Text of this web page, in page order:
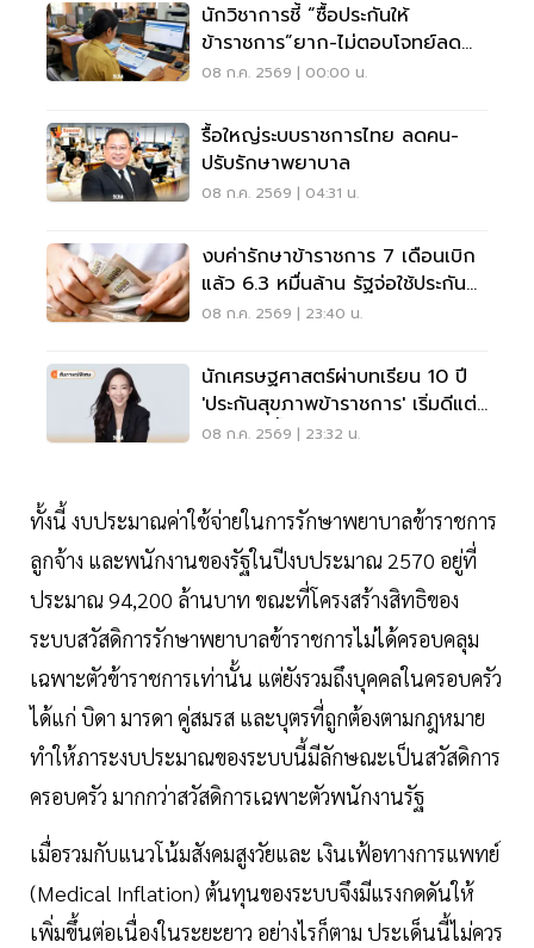
นักวิชาการชี้ “ซื้อประกันให้
ข้าราชการ”ยาก-ไม่ตอบโจทย์ลด
การใช้งบฯรัฐ
08 ก.ค. 2569 | 00:00 น.
รื้อใหญ่ระบบราชการไทย ลดคน-
ปรับรักษาพยาบาล
08 ก.ค. 2569 | 04:31 น.
งบค่ารักษาข้าราชการ 7 เดือนเบิก
แล้ว 6.3 หมื่นล้าน รัฐจ่อใช้ประกัน
สุขภาพแทน
08 ก.ค. 2569 | 23:40 น.
นักเศรษฐศาสตร์ผ่าบทเรียน 10 ปี
'ประกันสุขภาพข้าราชการ' เริ่มดีแต่
ไม่สะเด็ดน้ำ
08 ก.ค. 2569 | 23:32 น.
ทั้งนี้ งบประมาณค่าใช้จ่ายในการรักษาพยาบาลข้าราชการ
ลูกจ้าง และพนักงานของรัฐในปีงบประมาณ 2570 อยู่ที่
ประมาณ 94,200 ล้านบาท ขณะที่โครงสร้างสิทธิของ
ระบบสวัสดิการรักษาพยาบาลข้าราชการไม่ได้ครอบคลุม
เฉพาะตัวข้าราชการเท่านั้น แต่ยังรวมถึงบุคคลในครอบครัว
ได้แก่ บิดา มารดา คู่สมรส และบุตรที่ถูกต้องตามกฎหมาย
ทำให้ภาระงบประมาณของระบบนี้มีลักษณะเป็นสวัสดิการ
ครอบครัว มากกว่าสวัสดิการเฉพาะตัวพนักงานรัฐ
เมื่อรวมกับแนวโน้มสังคมสูงวัยและ เงินเฟ้อทางการแพทย์
(Medical Inflation) ต้นทุนของระบบจึงมีแรงกดดันให้
เพิ่มขึ้นต่อเนื่องในระยะยาว อย่างไรก็ตาม ประเด็นนี้ไม่ควร